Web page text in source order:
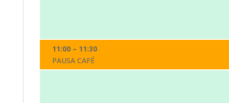
11:00 – 11:30
PAUSA CAFÉ